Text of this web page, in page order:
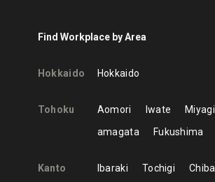
Find Workplace by Area
Hokkaido Hokkaido
Tohoku Aomori Iwate Miyagi
amagata
Fukushima
Kanto Ibaraki Tochigi Chiba